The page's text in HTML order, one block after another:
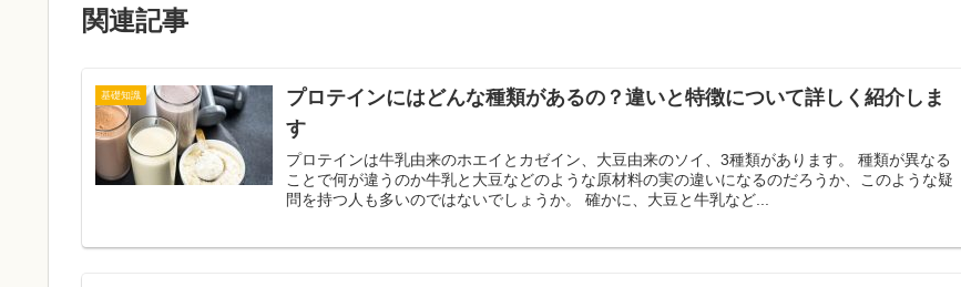
関連記事
基礎知識
プロテインにはどんな種類があるの？違いと特徴について詳しく紹介しま
す
プロテインは牛乳由来のホエイとカゼイン、大豆由来のソイ、3種類があります。 種類が異なる
ことで何が違うのか牛乳と大豆などのような原材料の実の違いになるのだろうか、このような疑
問を持つ人も多いのではないでしょうか。 確かに、大豆と牛乳など...